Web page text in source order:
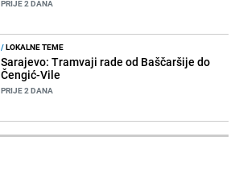
PRIJE 2 DANA
/LOKALNE TEME
Sarajevo: Tramvaji rade od Baščaršije do
Čengić-Vile
PRIJE 2 DANA